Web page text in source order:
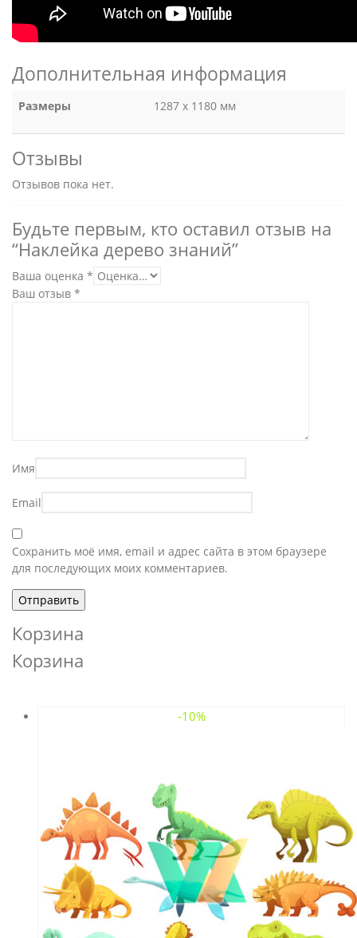
Дополнительная информация
Размеры 1287 х 1180 мм
Отзывы
Отзывов пока нет.
Будьте первым, кто оставил отзыв на
“Наклейка дерево знаний”
Ваша оценка *
Ваш отзыв *
Имя
Email
Сохранить моё имя, email и адрес сайта в этом браузере
для последующих моих комментариев.
Корзина
Корзина
-10%